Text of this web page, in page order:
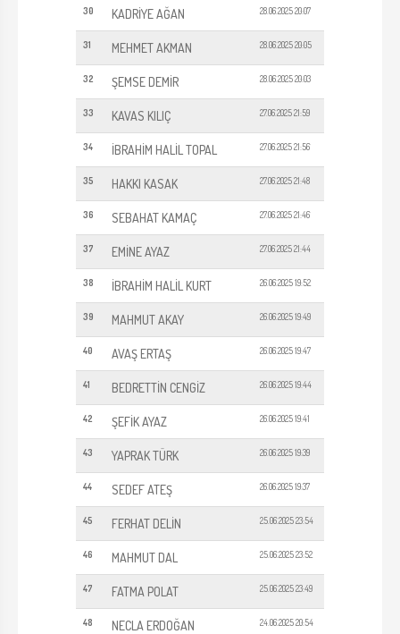
30 KADRİYE AĞAN 28.06.2025 20:07
31 MEHMET AKMAN 28.06.2025 20:05
32 ŞEMSE DEMİR 28.06.2025 20:03
33 KAVAS KILIÇ 27.06.2025 21:59
34 İBRAHİM HALİL TOPAL 27.06.2025 21:56
35 HAKKI KASAK 27.06.2025 21:48
36 SEBAHAT KAMAÇ 27.06.2025 21:46
37 EMİNE AYAZ 27.06.2025 21:44
38 İBRAHİM HALİL KURT 26.06.2025 19:52
39 MAHMUT AKAY 26.06.2025 19:49
40 AVAŞ ERTAŞ 26.06.2025 19:47
41 BEDRETTİN CENGİZ 26.06.2025 19:44
42 ŞEFİK AYAZ 26.06.2025 19:41
43 YAPRAK TÜRK 26.06.2025 19:39
44 SEDEF ATEŞ 26.06.2025 19:37
45 FERHAT DELİN 25.06.2025 23:54
46 MAHMUT DAL 25.06.2025 23:52
47 FATMA POLAT 25.06.2025 23:49
48 NECLA ERDOĞAN 24.06.2025 20:54